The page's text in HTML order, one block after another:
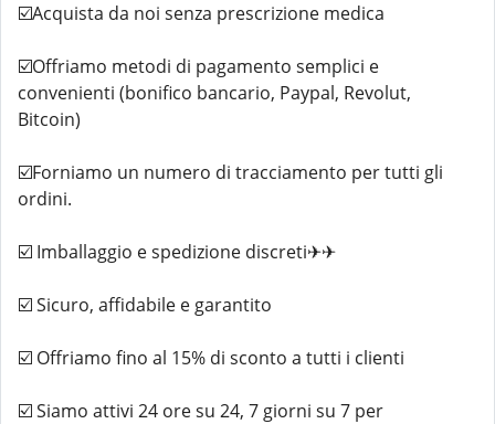
☑️Acquista da noi senza prescrizione medica
☑️Offriamo metodi di pagamento semplici e
convenienti (bonifico bancario, Paypal, Revolut,
Bitcoin)
☑️Forniamo un numero di tracciamento per tutti gli
ordini.
☑️ Imballaggio e spedizione discreti✈✈
☑️ Sicuro, affidabile e garantito
☑️ Offriamo fino al 15% di sconto a tutti i clienti
☑️ Siamo attivi 24 ore su 24, 7 giorni su 7 per